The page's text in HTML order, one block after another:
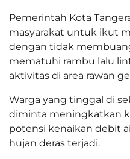
Pemerintah Kota
masyarakat untuk ikut
dengan tidak
mematuhi rambu lalu
aktivitas di area rawan
Warga yang tinggal di
diminta meningkatkan
potensi kenaikan debit
hujan deras terjadi.